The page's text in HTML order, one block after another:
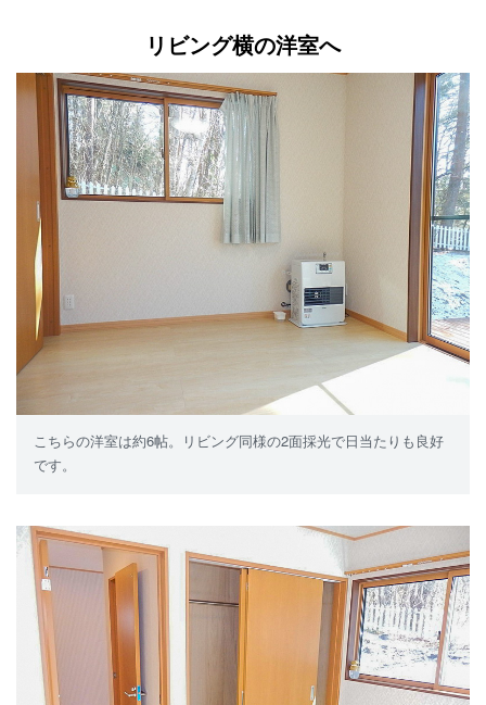
リビング横の洋室へ
こちらの洋室は約6帖。リビング同様の2面採光で日当たりも良好
です。